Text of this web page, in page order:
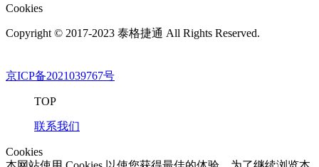
Cookies
Copyright © 2017-2023 泰格捷通 All Rights Reserved.
京ICP备2021039767号
TOP
联系我们
Cookies